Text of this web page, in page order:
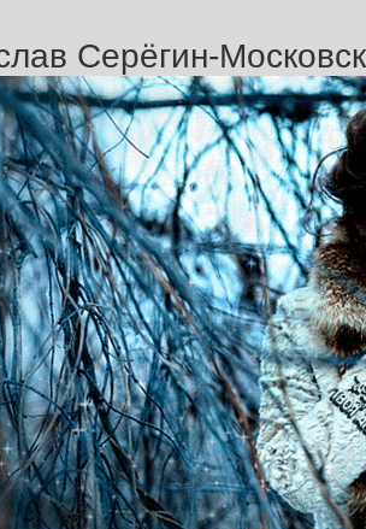
Серёгин-